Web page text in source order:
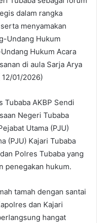
dalam rangka
menyamakan
Undang Hukum
Hukum Acara
di aula Sarja Arya
01/2026)
Tubaba AKBP Sendi
Negeri Tubaba
Utama (PJU)
(PJU) Kajari Tubaba
Polres Tubaba yang
penegakan hukum.
tamah dengan santai
dan Kajari
hangat